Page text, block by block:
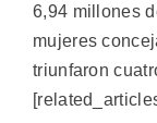
6,94 millones
mujeres
triunfaron